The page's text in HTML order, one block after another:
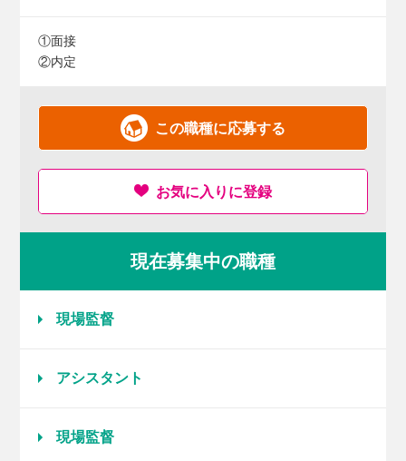
①面接
②内定
この職種に応募する
お気に入りに登録
現在募集中の職種
現場監督
アシスタント
現場監督